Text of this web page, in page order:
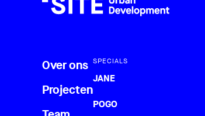
Over ons
Projecten
SPECIALS
JANE
POGO